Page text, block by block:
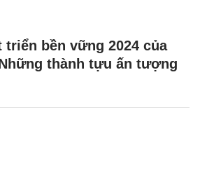
triển bền vững 2024 của
thành tựu ấn tượng